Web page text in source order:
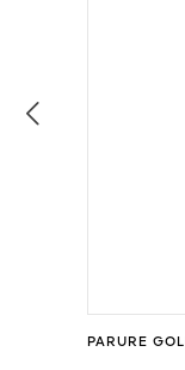
PARURE